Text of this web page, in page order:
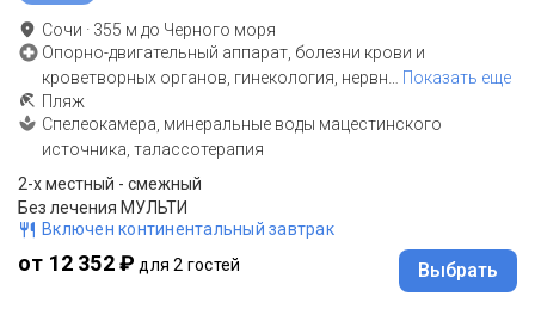
Сочи · 355 м до Черного моря
Опорно-двигательный аппарат, болезни крови и
кроветворных органов, гинекология, нервн
Показать еще
Пляж
Спелеокамера, минеральные воды мацестинского
источника, талассотерапия
2-x местный - смежный
Без лечения МУЛЬТИ
Включен континентальный завтрак
от 12 352 ₽ для 2 гостей Выбрать